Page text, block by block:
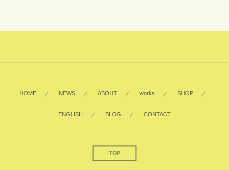
HOME NEWS ABOUT works SHOP
ENGLISH BLOG CONTACT
TOP